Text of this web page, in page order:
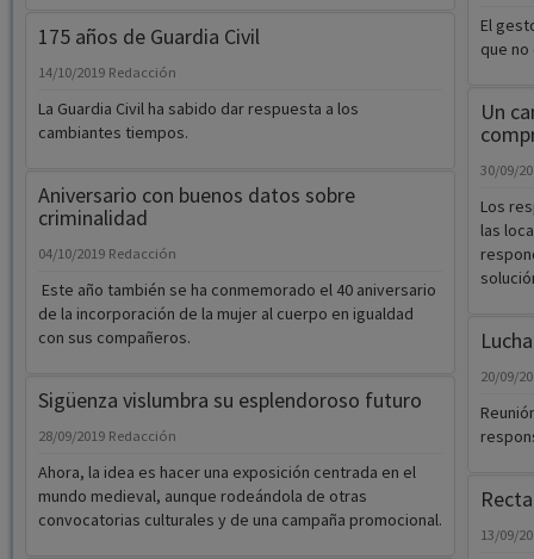
175 años de Guardia Civil
14/10/2019 Redacción
La Guardia Civil ha sabido dar respuesta a los
cambiantes tiempos.
Aniversario con buenos datos sobre
criminalidad
04/10/2019 Redacción
Este año también se ha conmemorado el 40 aniversario
de la incorporación de la mujer al cuerpo en igualdad
con sus compañeros.
Sigüenza vislumbra su esplendoroso futuro
28/09/2019 Redacción
Ahora, la idea es hacer una exposición centrada en el
mundo medieval, aunque rodeándola de otras
convocatorias culturales y de una campaña promocional.
El
que
Un
30/09/
Los
las
20/09/
13/09/